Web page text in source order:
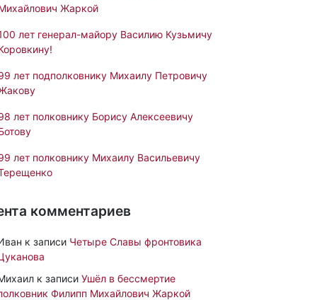
Жаркой
лет генерал-майору Василию Кузьмичу
лет подполковнику Михаилу Петровичу
лет полковнику Борису Алексеевичу
лет полковнику Михаилу Васильевичу
комментариев
к записи Четыре Славы фронтовика
к записи Ушёл в бессмертие
Филипп Михайлович Жаркой